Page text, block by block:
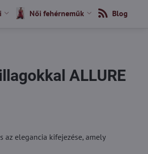
Női fehérneműk Blog
ALLURE
az elegancia kifejezése, amely